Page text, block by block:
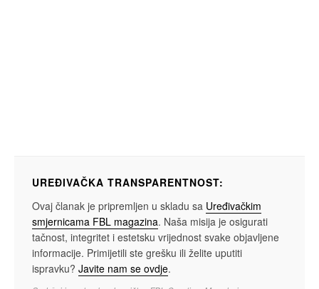
UREĐIVAČKA TRANSPARENTNOST:
Ovaj članak je pripremljen u skladu sa Uređivačkim
smjernicama FBL magazina. Naša misija je osigurati
tačnost, integritet i estetsku vrijednost svake objavljene
informacije. Primijetili ste grešku ili želite uputiti
ispravku? Javite nam se ovdje.